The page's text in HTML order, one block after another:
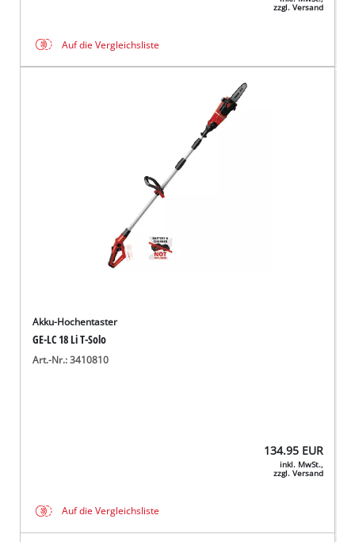
zzgl. Versand
Auf die Vergleichsliste
Akku-Hochentaster
GE-LC 18 Li T-Solo
Art.-Nr.: 3410810
134.95 EUR
inkl. MwSt.,
zzgl. Versand
Auf die Vergleichsliste